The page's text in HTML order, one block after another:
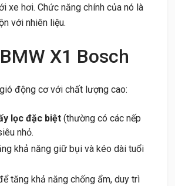
xe hơi. Chức năng chính của nó là
với nhiên liệu.
X1 Bosch
động cơ với chất lượng cao:
lọc đặc biệt (thường có các nếp
nhỏ.
khả năng giữ bụi và kéo dài tuổi
tăng khả năng chống ẩm, duy trì